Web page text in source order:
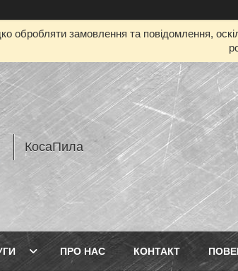
обробляти замовлення та повідомлення,
КосаПила
ПРО НАС КОНТАКТ